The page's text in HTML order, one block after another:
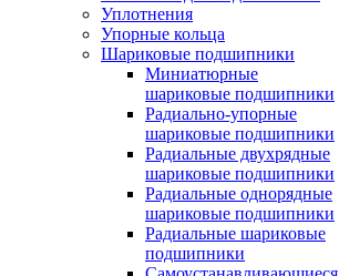
Уплотнения
Упорные кольца
Шариковые подшипники
Миниатюрные
шариковые подшипники
Радиально-упорные
шариковые подшипники
Радиальные двухрядные
шариковые подшипники
Радиальные однорядные
шариковые подшипники
Радиальные шариковые
подшипники